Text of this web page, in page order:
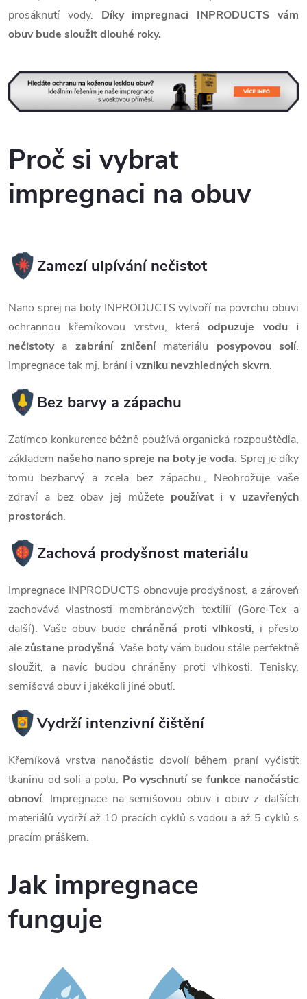
prosáknutí vody. Díky impregnaci INPRODUCTS vám
obuv bude sloužit dlouhé roky.
Proč si vybrat
impregnaci na obuv
Zamezí ulpívání nečistot
Nano sprej na boty INPRODUCTS vytvoří na povrchu obuvi
ochrannou křemíkovou vrstvu, kteráodpuzuje vodu i
nečistotya zabrání zničenímateriálu posypovou solí.
Impregnace tak mj. brání i vzniku nevzhledných skvrn.
Bez barvy a zápachu
Zatímco konkurence běžně používá organická rozpouštědla,
základem našeho nano spreje na boty je voda. Sprej je díky
tomu bezbarvý a zcela bez zápachu., Neohrožuje vaše
zdraví a bez obav jej můžetepoužívat i v uzavřených
prostorách.
Zachová prodyšnost materiálu
Impregnace INPRODUCTS obnovuje prodyšnost, a zároveň
zachovává vlastnosti membránových textilií (Gore-Tex a
další). Vaše obuv bude chráněná proti vlhkosti, i přesto
alezůstane prodyšná. Vaše boty vám budou stále perfektně
sloužit, a navíc budou chráněny proti vlhkosti. Tenisky,
semišová obuv i jakékoli jiné obutí.
Vydrží intenzivní čištění
Křemíková vrstva nanočástic dovolí během praní vyčistit
tkaninu od soli a potu. Po vyschnutí se funkce nanočástic
obnoví. Impregnace na semišovou obuv i obuv z dalších
materiálů vydrží až 10 pracích cyklů s vodou a až 5 cyklů s
pracím práškem.
Jak impregnace
funguje